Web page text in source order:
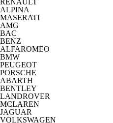
RENAULT
ALPINA
MASERATI
AMG
BAC
BENZ
ALFAROMEO
BMW
PEUGEOT
PORSCHE
ABARTH
BENTLEY
LANDROVER
MCLAREN
JAGUAR
VOLKSWAGEN